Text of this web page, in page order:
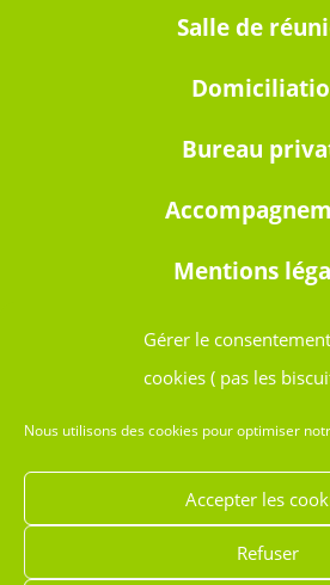
Gérer le
cookies ( pas les
Nous utilisons des cookies pour optimiser
Accepter les
Refuser
Salle de
Bureau
Mentions
Ouvert 24h/24
Sorgues
Le Pontet